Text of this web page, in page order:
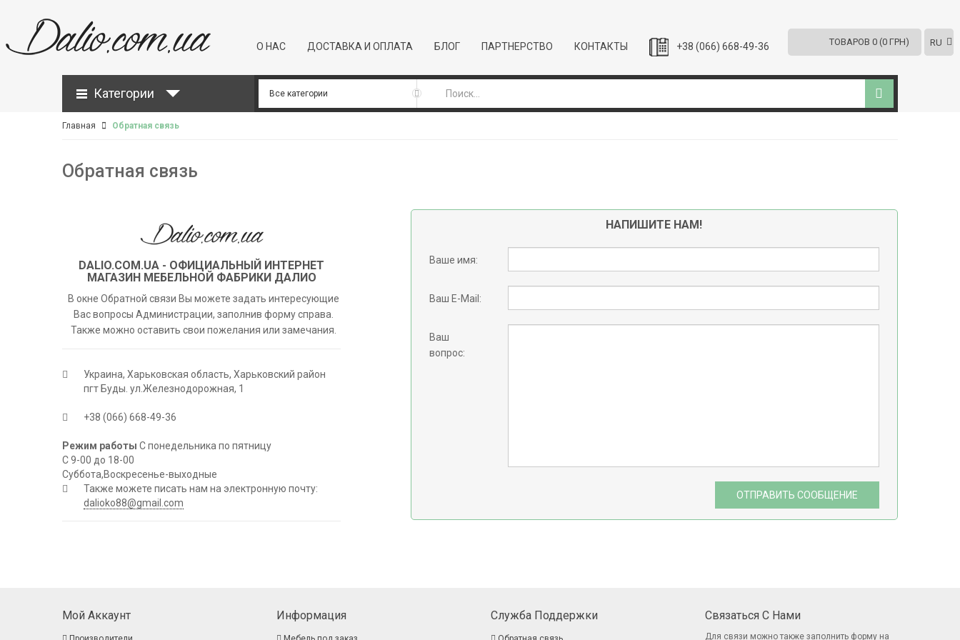
О НАС ДОСТАВКА И ОПЛАТА БЛОГ ПАРТНЕРСТВО КОНТАКТЫ +38 (066) 668-49-36 ТОВАРОВ 0 (0 ГРН) RU
Категории
Главная Обратная связь
Обратная связь
DALIO.COM.UA - ОФИЦИАЛЬНЫЙ ИНТЕРНЕТ
МАГАЗИН МЕБЕЛЬНОЙ ФАБРИКИ ДАЛИО
В окне Обратной связи Вы можете задать интересующие
Вас вопросы Администрации, заполнив форму справа.
Также можно оставить свои пожелания или замечания.
Украина, Харьковская область, Харьковский район
пгт Буды. ул.Железнодорожная, 1
+38 (066) 668-49-36
Режим работы С понедельника по пятницу
С 9-00 до 18-00
Суббота,Воскресенье-выходные
Также можете писать нам на электронную почту:
dalioko88@gmail.com
НАПИШИТЕ НАМ!
Ваше имя:
Ваш E-Mail:
Ваш
вопрос:
ОТПРАВИТЬ СООБЩЕНИЕ
Мой Аккаунт Информация Служба Поддержки Связаться С Нами
Для связи можно также заполнить форму на